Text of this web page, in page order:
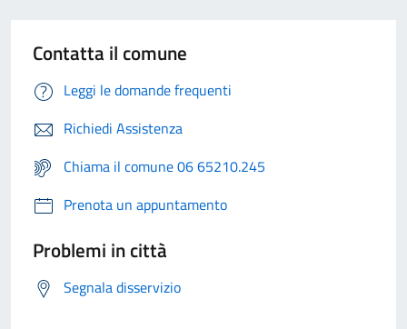
Contatta il comune
Leggi le domande frequenti
Richiedi Assistenza
Chiama il comune 06 65210.245
Prenota un appuntamento
Problemi in città
Segnala disservizio